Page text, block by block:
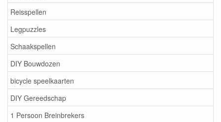
Reisspellen
Legpuzzles
Schaakspellen
DIY Bouwdozen
bicycle speelkaarten
DIY Gereedschap
1 Persoon Breinbrekers